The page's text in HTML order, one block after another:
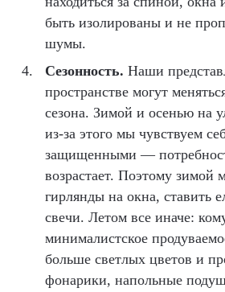
быть изолированы и не
шумы.
Сезонность. Наши
пространстве могут
сезона. Зимой и осенью на
из-за этого мы чувствуем
защищенными —
возрастает. Поэтому
гирлянды на окна, ставить
свечи. Летом все иначе:
минималистское
больше светлых цветов и
фонарики, напольные